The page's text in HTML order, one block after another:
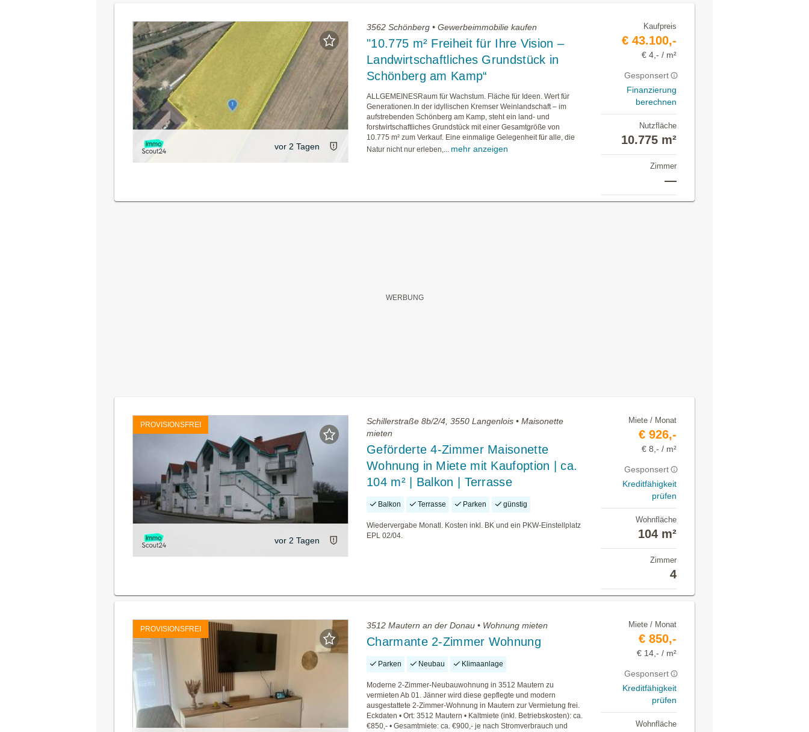
vor 2 Tagen
3562 Schönberg • Gewerbeimmobilie kaufen
"10.775 m² Freiheit für Ihre Vision –
Landwirtschaftliches Grundstück in
Schönberg am Kamp“
ALLGEMEINESRaum für Wachstum. Fläche für Ideen. Wert für
Generationen.In der idyllischen Kremser Weinlandschaft – im
aufstrebenden Schönberg am Kamp, steht ein land- und
forstwirtschaftliches Grundstück mit einer Gesamtgröße von
10.775 m² zum Verkauf. Eine einmalige Gelegenheit für alle, die
Natur nicht nur erleben,... mehr anzeigen
Kaufpreis
€ 43.100,-
€ 4,- / m²
Gesponsert
Finanzierung
berechnen
Nutzfläche
10.775 m²
Zimmer
—
PROVISIONSFREI
vor 2 Tagen
Schillerstraße 8b/2/4, 3550 Langenlois • Maisonette
mieten
Geförderte 4-Zimmer Maisonette
Wohnung in Miete mit Kaufoption | ca.
104 m² | Balkon | Terrasse
Balkon Terrasse Parken günstig
Wiedervergabe Monatl. Kosten inkl. BK und ein PKW-Einstellplatz
EPL 02/04.
Miete / Monat
€ 926,-
€ 8,- / m²
Gesponsert
Kreditfähigkeit
prüfen
Wohnfläche
104 m²
Zimmer
4
PROVISIONSFREI 3512 Mautern an der Donau • Wohnung mieten
Charmante 2-Zimmer Wohnung
Parken Neubau Klimaanlage
Moderne 2-Zimmer-Neubauwohnung in 3512 Mautern zu
vermieten Ab 01. Jänner wird diese gepflegte und modern
ausgestattete 2-Zimmer-Wohnung in Mautern zur Vermietung frei.
Eckdaten • Ort: 3512 Mautern • Kaltmiete (inkl. Betriebskosten): ca.
€850,- • Gesamtmiete: ca. €900,- je nach Stromverbrauch und
Miete / Monat
€ 850,-
€ 14,- / m²
Gesponsert
Kreditfähigkeit
prüfen
Wohnfläche